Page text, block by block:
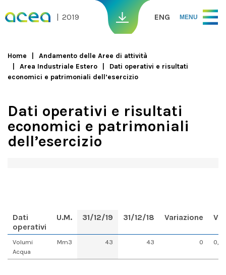
2019 ENG MENU
You are here
Home
Andamento delle Aree di attività
Area Industriale Estero
Dati operativi e risultati
economici e patrimoniali dell’esercizio
Dati operativi e risultati
economici e patrimoniali
dell’esercizio
Dati
operativi
U.M. 31/12/19 31/12/18 Variazione
Volumi
Acqua
Mm3 43 43 0 0,1